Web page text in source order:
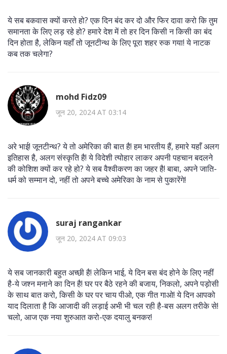
ये सब बकवास क्यों करते हो? एक दिन बंद कर दो और फिर दावा करो कि तुम
समानता के लिए लड़ रहे हो? हमारे देश में तो हर दिन किसी न किसी का बंद
दिन होता है, लेकिन यहाँ तो जूनटीन्थ के लिए पूरा शहर रुक गया! ये नाटक
कब तक चलेगा?
mohd Fidz09
जून 20, 2024 AT 03:14
अरे भाई! जूनटीन्थ? ये तो अमेरिका की बात है! हम भारतीय हैं, हमारे यहाँ अलग
इतिहास है, अलग संस्कृति है! ये विदेशी त्योहार लाकर अपनी पहचान बदलने
की कोशिश क्यों कर रहे हो? ये सब वैश्वीकरण का जहर है! बाबा, अपने जाति-
धर्म को सम्मान दो, नहीं तो अपने बच्चे अमेरिका के नाम से पुकारेंगे!
suraj rangankar
जून 20, 2024 AT 09:03
ये सब जानकारी बहुत अच्छी है! लेकिन भाई, ये दिन बस बंद होने के लिए नहीं
है-ये जश्न मनाने का दिन है! घर पर बैठे रहने की बजाय, निकलो, अपने पड़ोसी
के साथ बात करो, किसी के घर पर चाय पीओ, एक गीत गाओ! ये दिन आपको
याद दिलाता है कि आजादी की लड़ाई अभी भी चल रही है-बस अलग तरीके से!
चलो, आज एक नया शुरुआत करो-एक दयालु बनकर!